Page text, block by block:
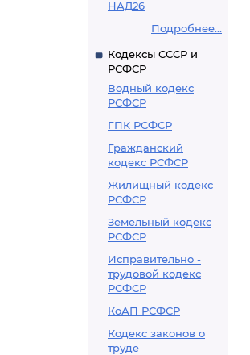
НАД26
Подробнее...
Кодексы СССР и
РСФСР
Водный кодекс
РСФСР
ГПК РСФСР
Гражданский
кодекс РСФСР
Жилищный кодекс
РСФСР
Земельный кодекс
РСФСР
Исправительно -
трудовой кодекс
РСФСР
КоАП РСФСР
Кодекс законов о
труде